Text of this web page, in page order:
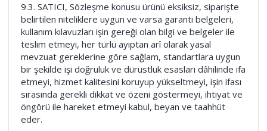
9.3. SATICI, Sözleşme konusu ürünü eksiksiz, siparişte
belirtilen niteliklere uygun ve varsa garanti belgeleri,
kullanım kılavuzları işin gereği olan bilgi ve belgeler ile
teslim etmeyi, her türlü ayıptan arî olarak yasal
mevzuat gereklerine göre sağlam, standartlara uygun
bir şekilde işi doğruluk ve dürüstlük esasları dâhilinde ifa
etmeyi, hizmet kalitesini koruyup yükseltmeyi, işin ifası
sırasında gerekli dikkat ve özeni göstermeyi, ihtiyat ve
öngörü ile hareket etmeyi kabul, beyan ve taahhüt
eder.